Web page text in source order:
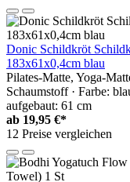
Donic Schildkröt
183x61x0,4cm blau
Pilates-Matte, Yoga-
Schaumstoff · Farbe:
aufgebaut: 61 cm
ab 19,95 €*
12 Preise vergleichen